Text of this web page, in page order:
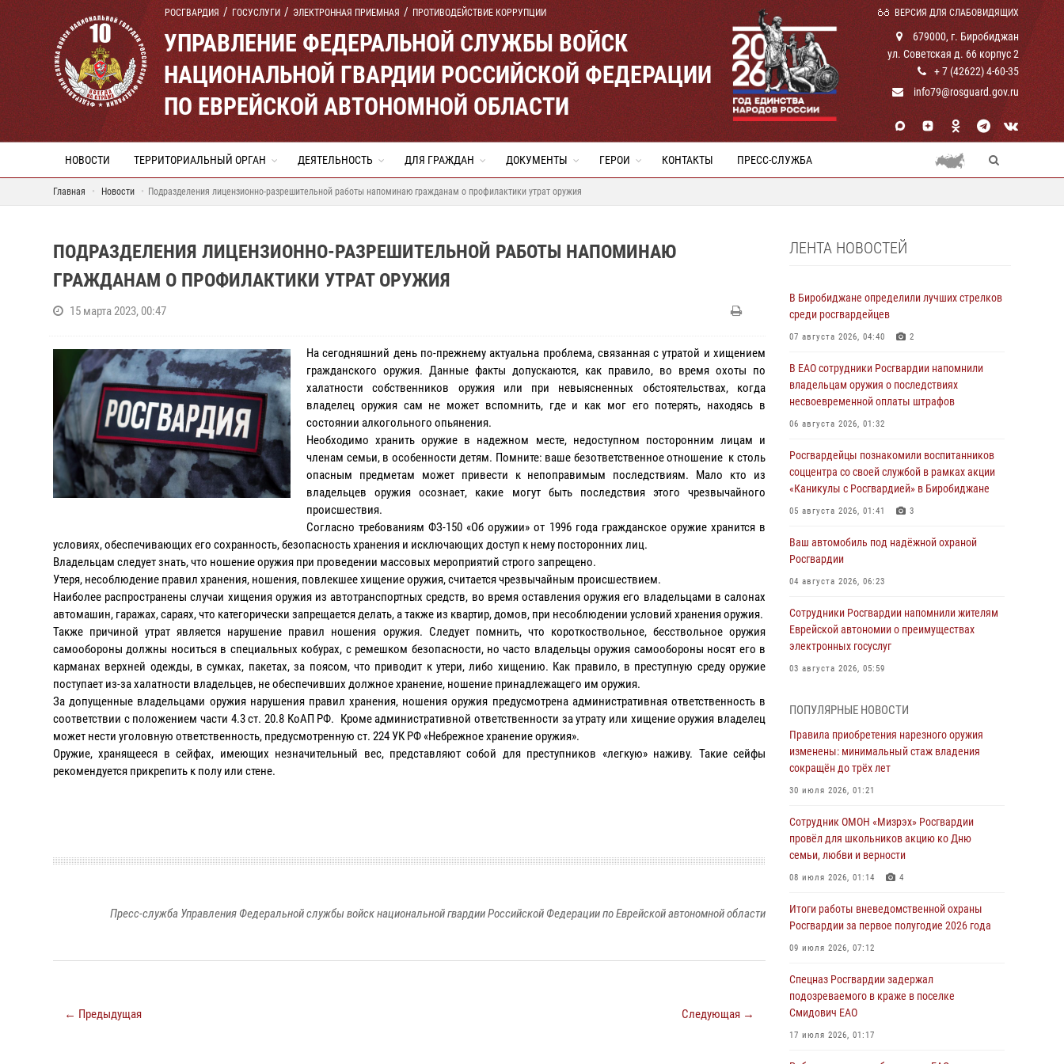
РОСГВАРДИЯ ГОСУСЛУГИ ЭЛЕКТРОННАЯ ПРИЕМНАЯ ПРОТИВОДЕЙСТВИЕ КОРРУПЦИИ ВЕРСИЯ ДЛЯ СЛАБОВИДЯЩИХ
УПРАВЛЕНИЕ ФЕДЕРАЛЬНОЙ СЛУЖБЫ ВОЙСК
НАЦИОНАЛЬНОЙ ГВАРДИИ РОССИЙСКОЙ ФЕДЕРАЦИИ
ПО ЕВРЕЙСКОЙ АВТОНОМНОЙ ОБЛАСТИ
679000, г. Биробиджан
ул. Советская д. 66 корпус 2
+ 7 (42622) 4-60-35
info79@rosguard.gov.ru
НОВОСТИ ТЕРРИТОРИАЛЬНЫЙ ОРГАН ДЕЯТЕЛЬНОСТЬ ДЛЯ ГРАЖДАН ДОКУМЕНТЫ ГЕРОИ КОНТАКТЫ ПРЕСС-СЛУЖБА
Главная Новости Подразделения лицензионно-разрешительной работы напоминаю гражданам о профилактики утрат оружия
ПОДРАЗДЕЛЕНИЯ ЛИЦЕНЗИОННО-РАЗРЕШИТЕЛЬНОЙ РАБОТЫ НАПОМИНАЮ
ГРАЖДАНАМ О ПРОФИЛАКТИКИ УТРАТ ОРУЖИЯ
15 марта 2023, 00:47
На сегодняшний день по-прежнему актуальна проблема, связанная с утратой и хищением
гражданского оружия. Данные факты допускаются, как правило, во время охоты по
халатности собственников оружия или при невыясненных обстоятельствах, когда
владелец оружия сам не может вспомнить, где и как мог его потерять, находясь в
состоянии алкогольного опьянения.
Необходимо хранить оружие в надежном месте, недоступном посторонним лицам и
членам семьи, в особенности детям. Помните: ваше безответственное отношение к столь
опасным предметам может привести к непоправимым последствиям. Мало кто из
владельцев оружия осознает, какие могут быть последствия этого чрезвычайного
происшествия.
Согласно требованиям ФЗ-150 «Об оружии» от 1996 года гражданское оружие хранится в
условиях, обеспечивающих его сохранность, безопасность хранения и исключающих доступ к нему посторонних лиц.
Владельцам следует знать, что ношение оружия при проведении массовых мероприятий строго запрещено.
Утеря, несоблюдение правил хранения, ношения, повлекшее хищение оружия, считается чрезвычайным происшествием.
Наиболее распространены случаи хищения оружия из автотранспортных средств, во время оставления оружия его владельцами в салонах
автомашин, гаражах, сараях, что категорически запрещается делать, а также из квартир, домов, при несоблюдении условий хранения оружия.
Также причиной утрат является нарушение правил ношения оружия. Следует помнить, что короткоствольное, бесствольное оружия
самообороны должны носиться в специальных кобурах, с ремешком безопасности, но часто владельцы оружия самообороны носят его в
карманах верхней одежды, в сумках, пакетах, за поясом, что приводит к утери, либо хищению. Как правило, в преступную среду оружие
поступает из-за халатности владельцев, не обеспечивших должное хранение, ношение принадлежащего им оружия.
За допущенные владельцами оружия нарушения правил хранения, ношения оружия предусмотрена административная ответственность в
соответствии с положением части 4.3 ст. 20.8 КоАП РФ. Кроме административной ответственности за утрату или хищение оружия владелец
может нести уголовную ответственность, предусмотренную ст. 224 УК РФ «Небрежное хранение оружия».
Оружие, хранящееся в сейфах, имеющих незначительный вес, представляют собой для преступников «легкую» наживу. Такие сейфы
рекомендуется прикрепить к полу или стене.
Пресс-служба Управления Федеральной службы войск национальной гвардии Российской Федерации по Еврейской автономной области
← Предыдущая Следующая →
ЛЕНТА НОВОСТЕЙ
В Биробиджане определили лучших стрелков
среди росгвардейцев
07 августа 2026, 04:40 2
В ЕАО сотрудники Росгвардии напомнили
владельцам оружия о последствиях
несвоевременной оплаты штрафов
06 августа 2026, 01:32
Росгвардейцы познакомили воспитанников
соццентра со своей службой в рамках акции
«Каникулы с Росгвардией» в Биробиджане
05 августа 2026, 01:41 3
Ваш автомобиль под надёжной охраной
Росгвардии
04 августа 2026, 06:23
Сотрудники Росгвардии напомнили жителям
Еврейской автономии о преимуществах
электронных госуслуг
03 августа 2026, 05:59
армии Виктор Золотов поздравил
специалистов подразделений тыла с
профессиональным праздником
01 августа 2026, 10:23
национальной гвардии Российской
Федерации
01 августа 2026, 10:21
воинов, погибших в Первой мировой войне
1914-1918 годов
01 августа 2026, 10:19
Внесены изменения в правила проведения
контрольного отстрела гражданского оружия
31 июля 2026, 01:48
ПОПУЛЯРНЫЕ НОВОСТИ
Правила приобретения нарезного оружия
изменены: минимальный стаж владения
сокращён до трёх лет
30 июля 2026, 01:21
Сотрудник ОМОН «Мизрэх» Росгвардии
провёл для школьников акцию ко Дню
семьи, любви и верности
08 июля 2026, 01:14 4
Итоги работы вневедомственной охраны
Росгвардии за первое полугодие 2026 года
09 июля 2026, 07:12
Спецназ Росгвардии задержал
подозреваемого в краже в поселке
Смидович ЕАО
17 июля 2026, 01:17